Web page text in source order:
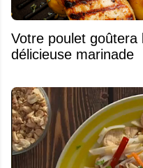
Votre poulet goûtera
délicieuse marinade